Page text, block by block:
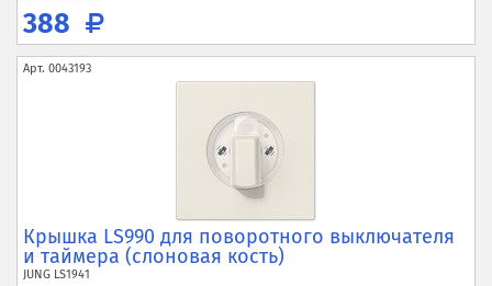
388
Арт. 0043193
Крышка LS990 для поворотного выключателя
и таймера (слоновая кость)
JUNG LS1941